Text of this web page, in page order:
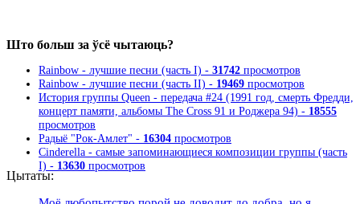
Што больш за ўсё чытаюць?
Rainbow - лучшие песни (часть I) - 31742 просмотров
Rainbow - лучшие песни (часть II) - 19469 просмотров
История группы Queen - передача #24 (1991 год, смерть Фредди,
концерт памяти, альбомы The Cross 91 и Роджера 94) - 18555
просмотров
Радыё "Рок-Амлет" - 16304 просмотров
Cinderella - самые запоминающиеся композиции группы (часть
I) - 13630 просмотров
Цытаты: